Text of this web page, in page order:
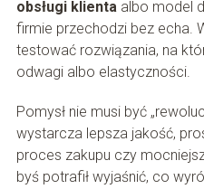
obsługi klientaalbo model
firmie przechodzi bez echa.
testować rozwiązania, na
odwagi albo elastyczności.
Pomysł nie musi być
wystarcza lepsza jakość,
proces zakupu czy
byś potrafił wyjaśnić, co